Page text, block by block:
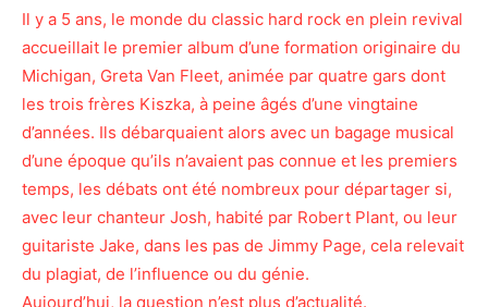
Il y a 5 ans, le monde du classic hard rock en plein revival
accueillait le premier album d’une formation originaire du
Michigan, Greta Van Fleet, animée par quatre gars dont
les trois frères Kiszka, à peine âgés d’une vingtaine
d’années. Ils débarquaient alors avec un bagage musical
d’une époque qu’ils n’avaient pas connue et les premiers
temps, les débats ont été nombreux pour départager si,
avec leur chanteur Josh, habité par Robert Plant, ou leur
guitariste Jake, dans les pas de Jimmy Page, cela relevait
du plagiat, de l’influence ou du génie.
Aujourd’hui, la question n’est plus d’actualité.